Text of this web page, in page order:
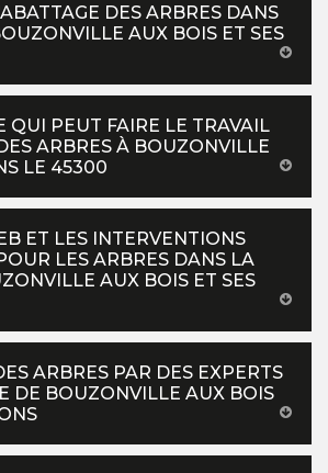
DES ARBRES DANS
AUX BOIS ET SES
QUI PEUT FAIRE LE TRAVAIL
ARBRES À BOUZONVILLE
LE 45300
ET LES INTERVENTIONS
LES ARBRES DANS LA
AUX BOIS ET SES
ARBRES PAR DES EXPERTS
DE BOUZONVILLE AUX BOIS